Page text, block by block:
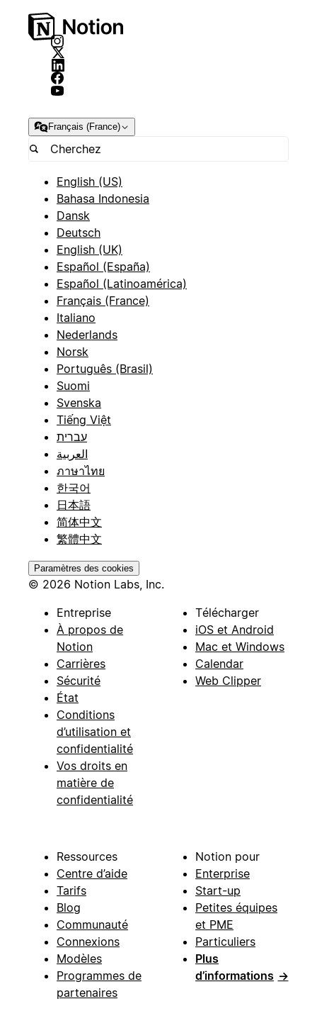
Français (France)
English (US)
Bahasa Indonesia
Dansk
Deutsch
English (UK)
Español (España)
Español (Latinoamérica)
Français (France)
Italiano
Nederlands
Norsk
Português (Brasil)
Suomi
Svenska
Tiếng Việt
עברית
العربية
ภาษาไทย
한국어
日本語
简体中文
繁體中文
Paramètres des cookies
© 2026 Notion Labs, Inc.
Entreprise
À propos de
Notion
Carrières
Sécurité
État
Conditions
d’utilisation et
confidentialité
Vos droits en
matière de
confidentialité
Télécharger
iOS et Android
Mac et Windows
Calendar
Web Clipper
Ressources
Centre d’aide
Tarifs
Blog
Communauté
Connexions
Modèles
Programmes de
partenaires
Notion pour
Enterprise
Start-up
Petites équipes
et PME
Particuliers
Plus
d’informations →